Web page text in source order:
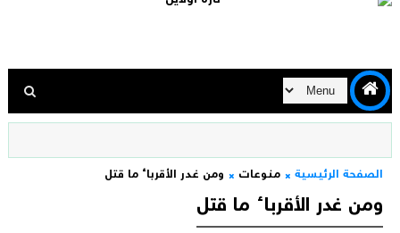
الصفحة الرئيسية منوعات ومن غدر الأقرباء ما قتل
ومن غدر الأقرباء ما قتل